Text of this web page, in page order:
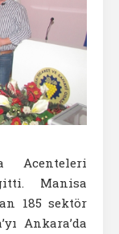
Acenteleri
Manisa
185 sektör
Ankara’da